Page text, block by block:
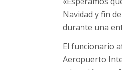
Navidad y fin
durante una
El funcionario
Aeropuerto